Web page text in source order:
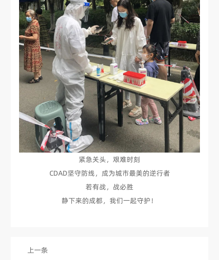
紧急关头，艰难时刻
CDAD坚守防线，成为城市最美的逆行者
若有战，战必胜
静下来的成都，我们一起守护！
上一条